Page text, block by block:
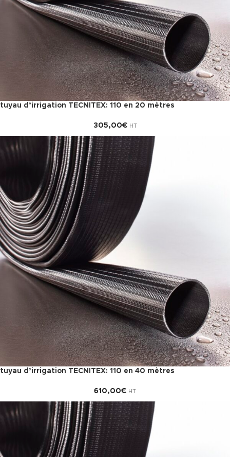
tuyau d’irrigation TECNITEX: 110 en 20 mètres
305,00€ HT
tuyau d’irrigation TECNITEX: 110 en 40 mètres
610,00€ HT